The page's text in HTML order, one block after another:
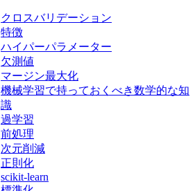
クロスバリデーション
特徴
ハイパーパラメーター
欠測値
マージン最大化
機械学習で持っておくべき数学的な知
識
過学習
前処理
次元削減
正則化
scikit-learn